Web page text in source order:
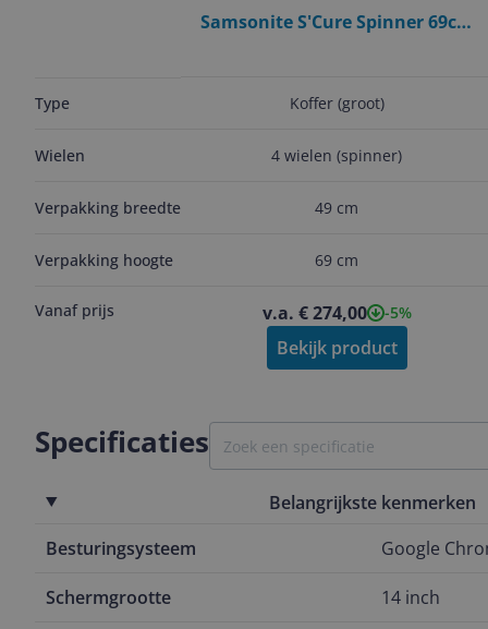
Type
Wielen
Verpakking breedte
Verpakking hoogte
Vanaf prijs
Samsonite S'Cure Spinner 69cm
Koffer (groot)
4 wielen (spinner)
49 cm
69 cm
v.a. € 274,00 -5%
Bekijk product
Specificaties
Belangrijkste kenmerken
Besturingsysteem
Google
Schermgrootte 14 inch